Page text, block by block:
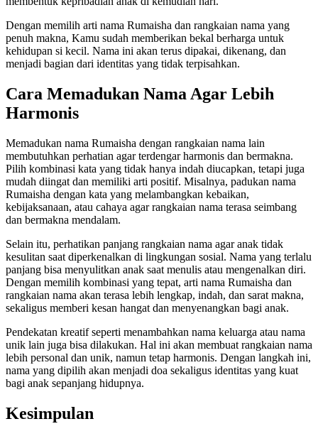
Dengan memilih arti nama Rumaisha dan rangkaian nama yang
penuh makna, Kamu sudah memberikan bekal berharga untuk
kehidupan si kecil. Nama ini akan terus dipakai, dikenang, dan
menjadi bagian dari identitas yang tidak terpisahkan.
Cara Memadukan Nama Agar Lebih
Harmonis
Memadukan nama Rumaisha dengan rangkaian nama lain
membutuhkan perhatian agar terdengar harmonis dan bermakna.
Pilih kombinasi kata yang tidak hanya indah diucapkan, tetapi juga
mudah diingat dan memiliki arti positif. Misalnya, padukan nama
Rumaisha dengan kata yang melambangkan kebaikan,
kebijaksanaan, atau cahaya agar rangkaian nama terasa seimbang
dan bermakna mendalam.
Selain itu, perhatikan panjang rangkaian nama agar anak tidak
kesulitan saat diperkenalkan di lingkungan sosial. Nama yang terlalu
panjang bisa menyulitkan anak saat menulis atau mengenalkan diri.
Dengan memilih kombinasi yang tepat, arti nama Rumaisha dan
rangkaian nama akan terasa lebih lengkap, indah, dan sarat makna,
sekaligus memberi kesan hangat dan menyenangkan bagi anak.
Pendekatan kreatif seperti menambahkan nama keluarga atau nama
unik lain juga bisa dilakukan. Hal ini akan membuat rangkaian nama
lebih personal dan unik, namun tetap harmonis. Dengan langkah ini,
nama yang dipilih akan menjadi doa sekaligus identitas yang kuat
bagi anak sepanjang hidupnya.
Kesimpulan